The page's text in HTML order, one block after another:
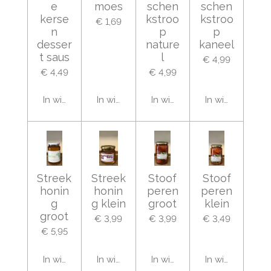
e
kerse
n
desser
t saus
€ 4,49
In winkelwagen
moes
€ 1,69
In winkelwagen
schen
kstroo
p
nature
l
€ 4,99
In winkelwagen
schen
kstroo
p
kaneel
€ 4,99
In
Streek
honin
g
groot
€ 5,95
In winkelwagen
Streek
honin
g klein
€ 3,99
In winkelwagen
Stoof
peren
groot
€ 3,99
In winkelwagen
Stoof
peren
klein
€ 3,49
In